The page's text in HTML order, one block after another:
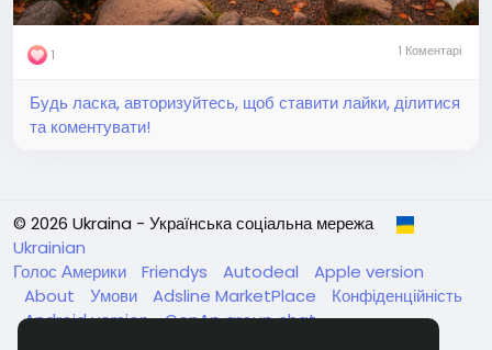
1 1 Коментарі
Будь ласка, авторизуйтесь, щоб ставити лайки, ділитися
та коментувати!
© 2026 Ukraina - Українська соціальна мережа
Ukrainian
Голос Америки
Friendys Autodeal
Apple version
About
Умови Adsline MarketPlace
Конфіденційність
Android version GenAp group chat